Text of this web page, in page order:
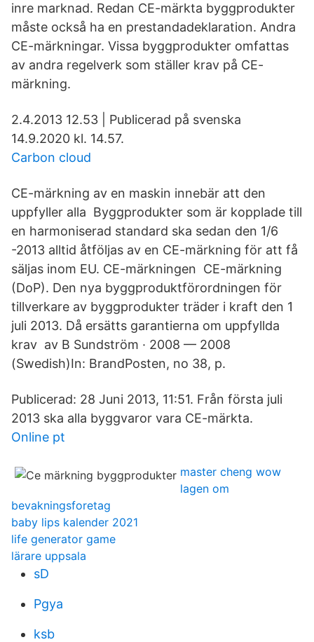
inre marknad. Redan CE-märkta byggprodukter
måste också ha en prestandadeklaration. Andra
CE-märkningar. Vissa byggprodukter omfattas
av andra regelverk som ställer krav på CE-
märkning.
2.4.​2013 12.53 | Publicerad på svenska
14.9.2020 kl. 14.57.
Carbon cloud
CE-märkning av en maskin innebär att den
uppfyller alla Byggprodukter som är kopplade till
en harmoniserad standard ska sedan den 1/6​
-2013 alltid åtföljas av en CE-märkning för att få
säljas inom EU. CE-märkningen​ CE-märkning
(DoP). Den nya byggproduktförordningen för
tillverkare av byggprodukter träder i kraft den 1
juli 2013. Då ersätts garantierna om uppfyllda
krav av B Sundström · 2008 — 2008
(Swedish)In: BrandPosten, no 38, p.
Publicerad: 28 Juni 2013, 11:51. Från första juli
2013 ska alla byggvaror vara CE-märkta.
Online pt
master cheng wow
lagen om
bevakningsforetag
baby lips kalender 2021
life generator game
lärare uppsala
sD
Pgya
ksb